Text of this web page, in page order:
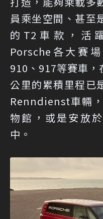
員乘坐空間、甚至
的T2車款，活
Porsche各大賽
910、917等賽車，
公里的累積里程已
Renndienst車輛
物館，或是安放
中。